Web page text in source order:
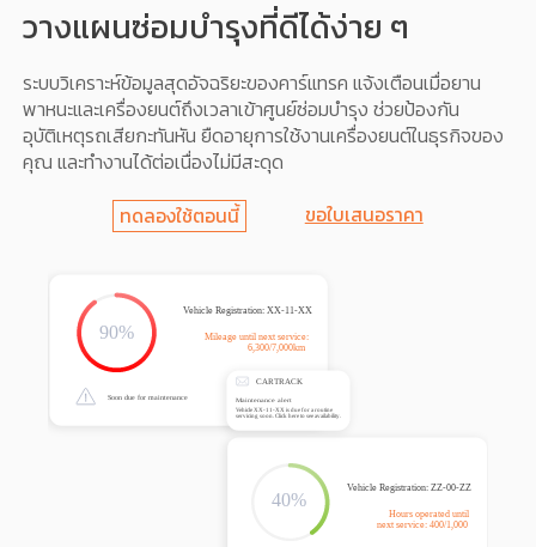
วางแผนซ่อมบำรุงที่ดีได้ง่าย ๆ
ระบบวิเคราะห์ข้อมูลสุดอัจฉริยะของคาร์แทรค แจ้งเตือนเมื่อยาน
พาหนะและเครื่องยนต์ถึงเวลาเข้าศูนย์ซ่อมบำรุง ช่วยป้องกัน
อุบัติเหตุรถเสียกะทันหัน ยืดอายุการใช้งานเครื่องยนต์ในธุรกิจของ
คุณ และทำงานได้ต่อเนื่องไม่มีสะดุด
ทดลองใช้ตอนนี้ ขอใบเสนอราคา